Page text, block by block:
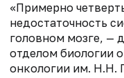
«Примерно
недостаточность
головном мозге, —
отделом биологии
онкологии им. Н.Н.